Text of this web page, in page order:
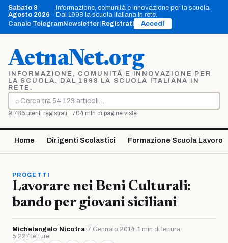
Vai
contenuto
Sabato 8
Agosto 2026
Informazione, comunità e innovazione per la scuola.
Dal 1998 la scuola italiana in rete.
Canale TelegramNewsletter Registrati Accedi
AetnaNet.org
INFORMAZIONE, COMUNITÀ E INNOVAZIONE PER
LA SCUOLA. DAL 1998 LA SCUOLA ITALIANA IN
RETE.
⌕
Cerca
9.786 utenti registrati · 704 mln di pagine viste
Home Dirigenti Scolastici Formazione Scuola Lavoro
PROGETTI
Lavorare nei Beni Culturali:
bando per giovani siciliani
Michelangelo Nicotra·7 Gennaio 2014 ·1 min di lettura·
5.227 letture